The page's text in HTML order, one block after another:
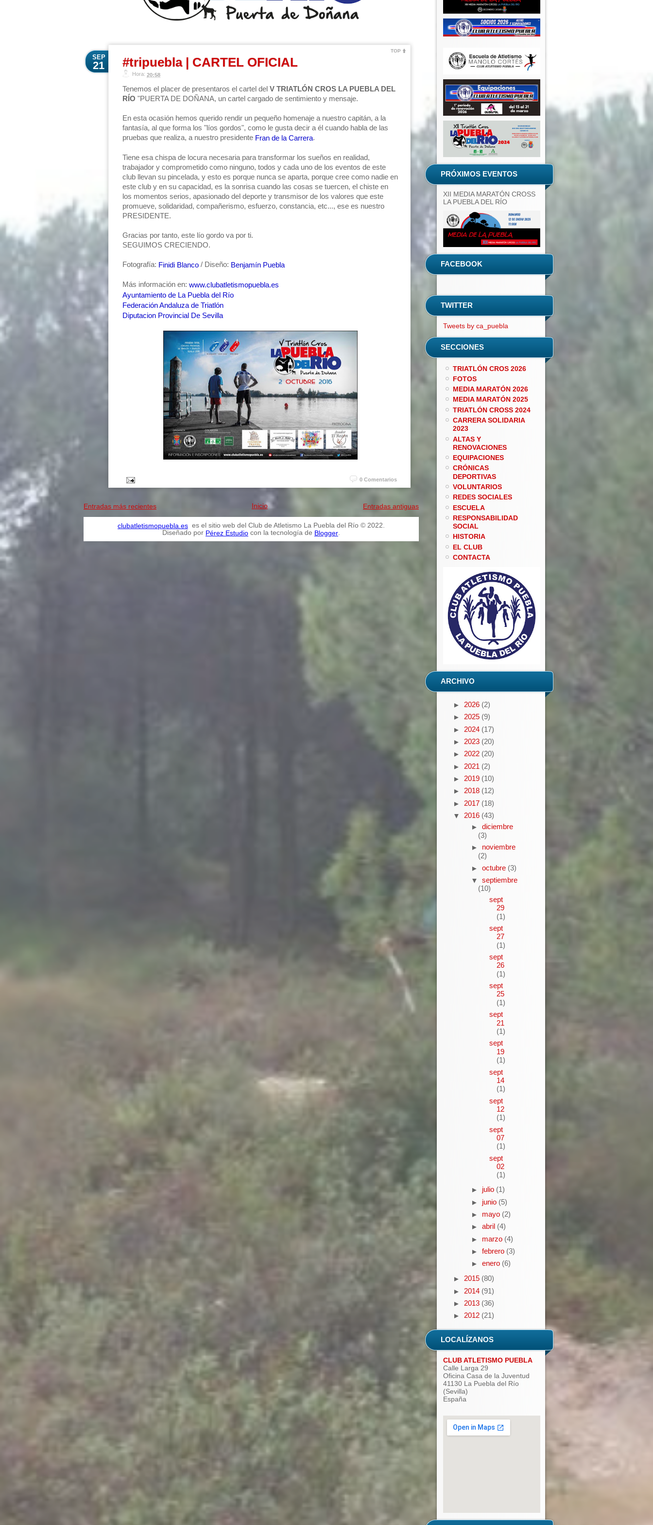
TOP
#tripuebla | CARTEL OFICIAL
SEP
21
Hora: 20:58
Tenemos el placer de presentaros el cartel del V TRIATLÓN CROS LA PUEBLA DEL
RÍO "PUERTA DE DOÑANA, un cartel cargado de sentimiento y mensaje.
En esta ocasión hemos querido rendir un pequeño homenaje a nuestro capitán, a la
fantasía, al que forma los "líos gordos", como le gusta decir a él cuando habla de las
pruebas que realiza, a nuestro presidente Fran de la Carrera.
Tiene esa chispa de locura necesaria para transformar los sueños en realidad,
trabajador y comprometido como ninguno, todos y cada uno de los eventos de este
club llevan su pincelada, y esto es porque nunca se aparta, porque cree como nadie en
este club y en su capacidad, es la sonrisa cuando las cosas se tuercen, el chiste en
los momentos serios, apasionado del deporte y transmisor de los valores que este
promueve, solidaridad, compañerismo, esfuerzo, constancia, etc..., ese es nuestro
PRESIDENTE.
Gracias por tanto, este lío gordo va por ti.
SEGUIMOS CRECIENDO.
Fotografía: Finidi Blanco ​ / Diseño: Benjamín Puebla
Más información en: www.clubatletismopuebla.es
Ayuntamiento de La Puebla del Río
Federación Andaluza de Triatlón
Diputacion Provincial De Sevilla
0 Comentarios
Entradas más recientes Entradas antiguas
Inicio
clubatletismopuebla.es es el sitio web del Club de Atletismo La Puebla del Río © 2022.
Diseñado por Pérez Estudio con la tecnología de Blogger
PRÓXIMOS EVENTOS
XII MEDIA MARATÓN CROSS
LA PUEBLA DEL RÍO
FACEBOOK
TWITTER
Tweets by ca_puebla
SECCIONES
TRIATLÓN CROS 2026
FOTOS
MEDIA MARATÓN 2026
MEDIA MARATÓN 2025
TRIATLÓN CROSS 2024
CARRERA SOLIDARIA
2023
ALTAS Y
RENOVACIONES
EQUIPACIONES
CRÓNICAS
DEPORTIVAS
VOLUNTARIOS
REDES SOCIALES
ESCUELA
RESPONSABILIDAD
SOCIAL
HISTORIA
EL CLUB
CONTACTA
ARCHIVO
► 2026 (2)
► 2025 (9)
► 2024 (17)
► 2023 (20)
► 2022 (20)
► 2021 (2)
► 2019 (10)
► 2018 (12)
► 2017 (18)
▼ 2016 (43)
►diciembre
(3)
► noviembre
(2)
►octubre (3)
▼septiembre
(10)
sept
29
(1)
sept
27
(1)
sept
26
(1)
sept
25
(1)
sept
21
(1)
sept
19
(1)
sept
14
(1)
sept
12
(1)
sept
07
(1)
sept
02
(1)
► julio (1)
► junio (5)
► mayo (2)
►abril (4)
► marzo (4)
►febrero (3)
►enero (6)
► 2015 (80)
► 2014 (91)
► 2013 (36)
► 2012 (21)
LOCALÍZANOS
CLUB ATLETISMO PUEBLA
Calle Larga 29
Oficina Casa de la Juventud
41130 La Puebla del Río
(Sevilla)
España
add google maps to website